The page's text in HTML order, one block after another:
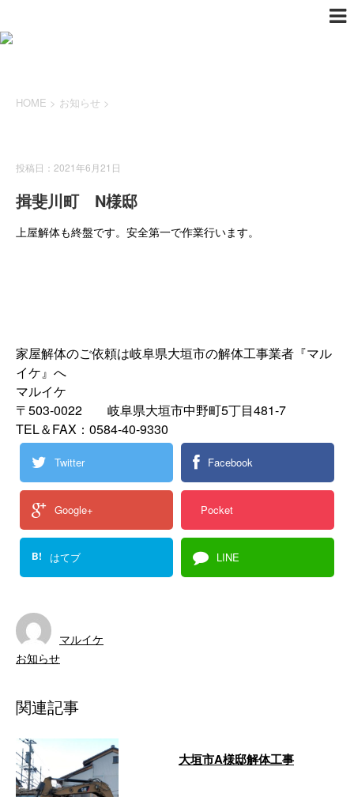
HOME > お知らせ >
投稿日：2021年6月21日
揖斐川町 N様邸
上屋解体も終盤です。安全第一で作業行います。
家屋解体のご依頼は岐阜県大垣市の解体工事業者『マル
イケ』へ
マルイケ
〒503-0022 岐阜県大垣市中野町5丁目481-7
TEL＆FAX：0584-40-9330
Twitter Facebook
Google+ Pocket
B! はてブ LINE
マルイケ
お知らせ
関連記事
大垣市A様邸解体工事